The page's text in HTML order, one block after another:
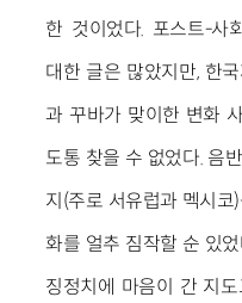
한 것이었다. 포스트-사
대한 글은 많았지만, 한
과 꾸바가 맞이한 변화
도통 찾을 수 없었다. 음
지(주로 서유럽과 멕시
화를 얼추 짐작할 순 있
징정치에 마음이 간 지